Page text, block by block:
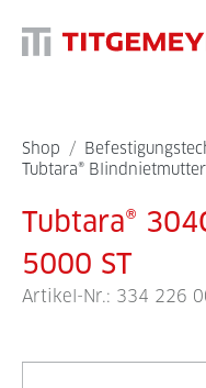
Shop /
Tubtara®
Tubtara®
5000 ST
Artikel-Nr.: 334 226